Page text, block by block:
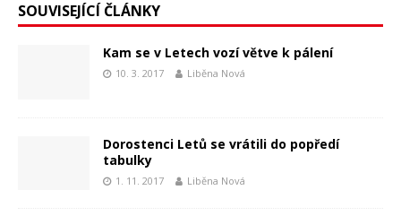
SOUVISEJÍCÍ ČLÁNKY
Kam se v Letech vozí větve k pálení
10. 3. 2017 Liběna Nová
Dorostenci Letů se vrátili do popředí
tabulky
1. 11. 2017 Liběna Nová